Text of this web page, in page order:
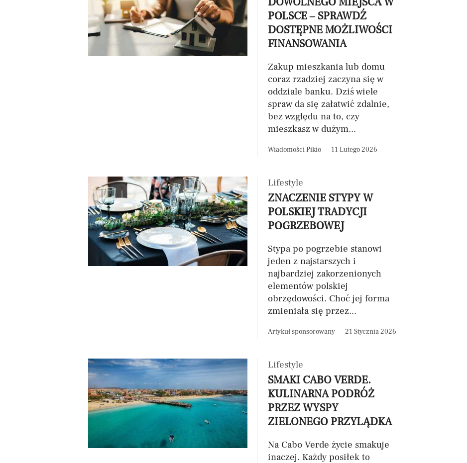
POLSCE – SPRAWDŹ
DOSTĘPNE MOŻLIWOŚCI
FINANSOWANIA
Zakup mieszkania lub domu
coraz rzadziej zaczyna się w
oddziale banku. Dziś wiele
spraw da się załatwić zdalnie,
bez względu na to, czy
mieszkasz w dużym...
Wiadomości Pikio 11 Lutego 2026
Lifestyle
ZNACZENIE STYPY W
POLSKIEJ TRADYCJI
POGRZEBOWEJ
Stypa po pogrzebie stanowi
jeden z najstarszych i
najbardziej zakorzenionych
elementów polskiej
obrzędowości. Choć jej forma
zmieniała się przez...
Artykuł sponsorowany 21 Stycznia 2026
Lifestyle
SMAKI CABO VERDE.
KULINARNA PODRÓŻ
PRZEZ WYSPY
ZIELONEGO PRZYLĄDKA
Na Cabo Verde życie smakuje
inaczej. Każdy posiłek to